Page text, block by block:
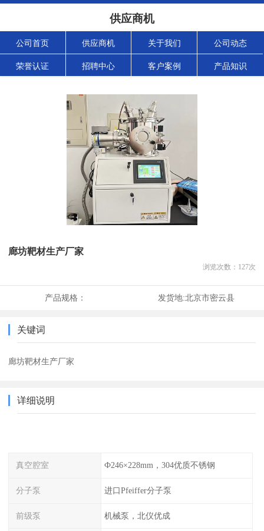
供应商机
公司首页 供应商机 关于我们 公司动态
荣誉认证 招聘中心 客户案例 产品知识
廊坊靶材生产厂家
浏览次数： 127次
产品规格： 发货地:北京市密云县
关键词
廊坊靶材生产厂家
详细说明
真空腔室 Ф246×228mm，304优质不锈钢
分子泵 进口Pfeiffer分子泵
前级泵 机械泵，北仪优成